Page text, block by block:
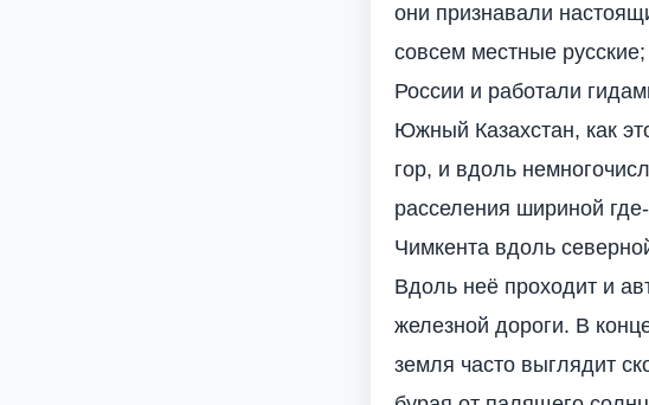
они признавали
совсем местные
России и работали
Южный Казахстан, как
гор, и вдоль
расселения шириной
Чимкента вдоль
Вдоль неё проходит и
железной дороги. В
земля часто выглядит